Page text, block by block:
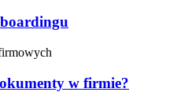
w firmie?